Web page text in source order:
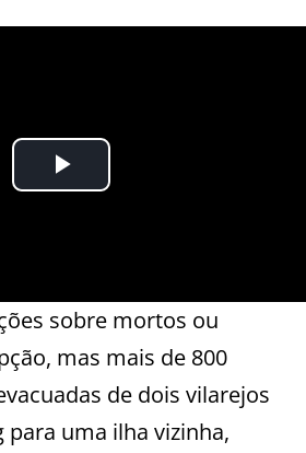
sobre mortos ou
mas mais de 800
de dois vilarejos
para uma ilha vizinha,